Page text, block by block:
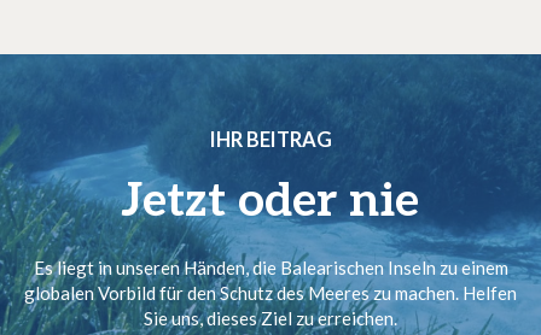
IHR BEITRAG
Jetzt oder nie
Es liegt in unseren Händen, die Balearischen Inseln zu einem
globalen Vorbild für den Schutz des Meeres zu machen. Helfen
Sie uns, dieses Ziel zu erreichen.